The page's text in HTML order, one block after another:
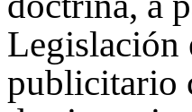
Legislación
publicitario